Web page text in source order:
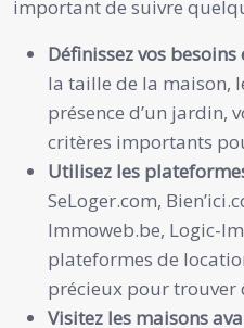
important de suivre
Définissez vos besoins
la taille de la maison,
présence d’un jardin,
critères importants
Utilisez les
SeLoger.com,
Immoweb.be, Logic-
plateformes de
précieux pour trouver
Visitez les maisons